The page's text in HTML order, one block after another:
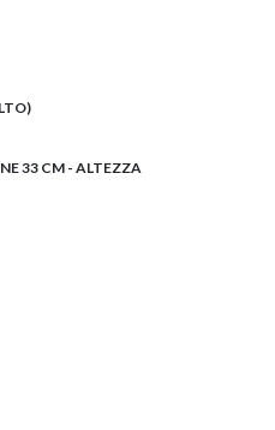
33 CM - ALTEZZA